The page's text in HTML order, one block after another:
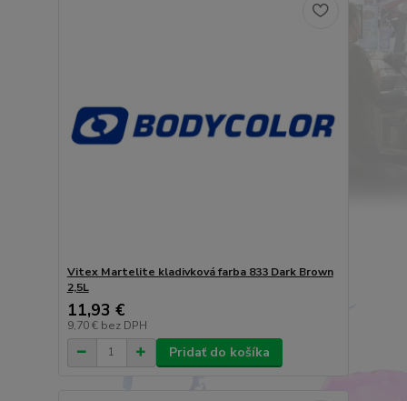
Vitex Martelite kladivková farba 833 Dark Brown
2,5L
11,93 €
9,70 € bez DPH
Pridať do košíka